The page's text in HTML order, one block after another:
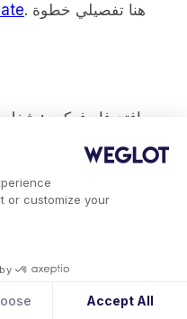
or customize your
Accept All
. هنا تفصيلي خطوة
افتح فايرفوكس:
انتقل إلى الإضافات:
خطوط الأفقية) في